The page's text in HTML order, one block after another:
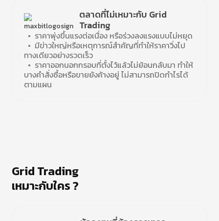
ตลาดที่ไม่เหมาะกับ Grid
Trading
• ราคาพุ่งขึ้นแรงต่อเนื่อง หรือร่วงลงแรงแบบไม่หยุด
• มีข่าวใหญ่หรือเหตุการณ์สำคัญที่ทำให้ราคาวิ่งไป
ทางเดียวอย่างรวดเร็ว
• ราคาออกนอกกรอบที่ตั้งไว้แล้วไม่ย้อนกลับมา ทำให้
บางคำสั่งซื้อหรือขายยังค้างอยู่ ไม่สามารถปิดกำไรได้
ตามแผน
Grid Trading
เหมาะกับใคร ?